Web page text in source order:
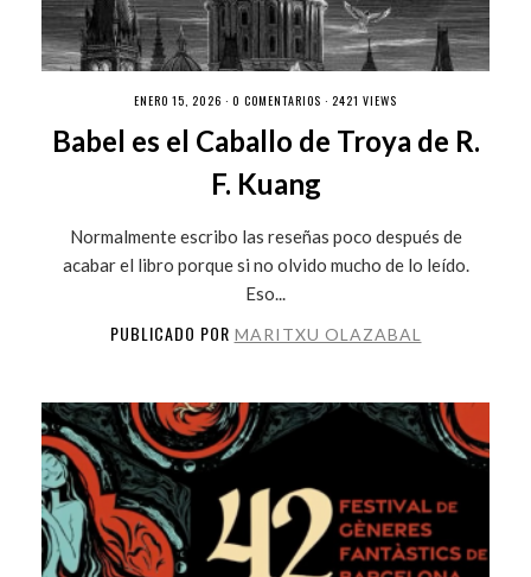
ENERO 15, 2026 · 0 COMENTARIOS · 2421 VIEWS
Babel es el Caballo de Troya de R.
F. Kuang
Normalmente escribo las reseñas poco después de
acabar el libro porque si no olvido mucho de lo leído.
Eso...
PUBLICADO POR MARITXU OLAZABAL